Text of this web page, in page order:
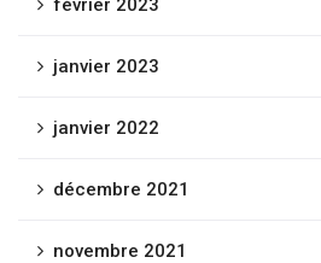
février 2023
janvier 2023
janvier 2022
décembre 2021
novembre 2021